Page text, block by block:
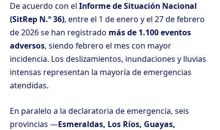
De acuerdo con el Informe de Situación Nacional
(SitRep N.º 36), entre el 1 de enero y el 27 de febrero
de 2026 se han registrado más de 1.100 eventos
adversos, siendo febrero el mes con mayor
incidencia. Los deslizamientos, inundaciones y lluvias
intensas representan la mayoría de emergencias
atendidas.
En paralelo a la declaratoria de emergencia, seis
provincias —Esmeraldas, Los Ríos, Guayas,